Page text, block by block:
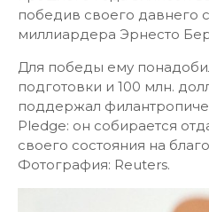
победив своего давнего
миллиардера Эрнесто
Для победы ему
подготовки и 100 млн.
поддержал
Pledge: он собирается
своего состояния на
Фотография: Reuters.